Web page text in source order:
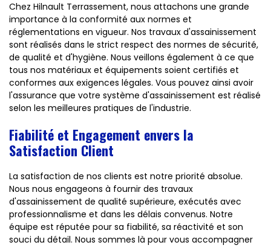
Chez Hilnault Terrassement, nous attachons une grande
importance à la conformité aux normes et
réglementations en vigueur. Nos travaux d'assainissement
sont réalisés dans le strict respect des normes de sécurité,
de qualité et d'hygiène. Nous veillons également à ce que
tous nos matériaux et équipements soient certifiés et
conformes aux exigences légales. Vous pouvez ainsi avoir
l'assurance que votre système d'assainissement est réalisé
selon les meilleures pratiques de l'industrie.
Fiabilité et Engagement envers la
Satisfaction Client
La satisfaction de nos clients est notre priorité absolue.
Nous nous engageons à fournir des travaux
d'assainissement de qualité supérieure, exécutés avec
professionnalisme et dans les délais convenus. Notre
équipe est réputée pour sa fiabilité, sa réactivité et son
souci du détail. Nous sommes là pour vous accompagner